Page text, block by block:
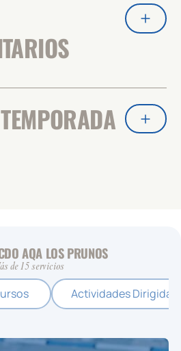
AQA LOS PRUNOS
de 15 servicios
Actividades Dirigidas